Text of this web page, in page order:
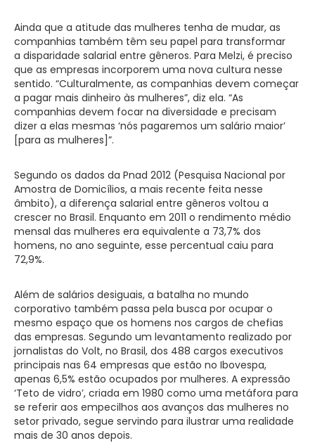
Ainda que a atitude das mulheres tenha de mudar, as
companhias também têm seu papel para transformar
a disparidade salarial entre gêneros. Para Melzi, é preciso
que as empresas incorporem uma nova cultura nesse
sentido. “Culturalmente, as companhias devem começar
a pagar mais dinheiro às mulheres”, diz ela. “As
companhias devem focar na diversidade e precisam
dizer a elas mesmas ‘nós pagaremos um salário maior’
[para as mulheres]”.
Segundo os dados da Pnad 2012 (Pesquisa Nacional por
Amostra de Domicílios, a mais recente feita nesse
âmbito), a diferença salarial entre gêneros voltou a
crescer no Brasil. Enquanto em 2011 o rendimento médio
mensal das mulheres era equivalente a 73,7% dos
homens, no ano seguinte, esse percentual caiu para
72,9%.
Além de salários desiguais, a batalha no mundo
corporativo também passa pela busca por ocupar o
mesmo espaço que os homens nos cargos de chefias
das empresas. Segundo um levantamento realizado por
jornalistas do Volt, no Brasil, dos 488 cargos executivos
principais nas 64 empresas que estão no Ibovespa,
apenas 6,5% estão ocupados por mulheres. A expressão
‘Teto de vidro’, criada em 1980 como uma metáfora para
se referir aos empecilhos aos avanços das mulheres no
setor privado, segue servindo para ilustrar uma realidade
mais de 30 anos depois.